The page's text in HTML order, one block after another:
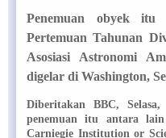
Penemuan obyek itu
Pertemuan Tahunan
Asosiasi Astronomi
digelar di Washington,
Diberitakan BBC,
penemuan itu antara
Carniegie Institution or